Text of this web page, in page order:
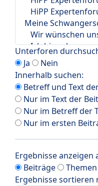
Unterforen
Ja
Nein
Innerhalb suchen:
Betreff und Text
Nur im Text der
Nur im Betreff der
Nur im ersten
Ergebnisse anzeigen
Beiträge
Themen
Ergebnisse sortieren